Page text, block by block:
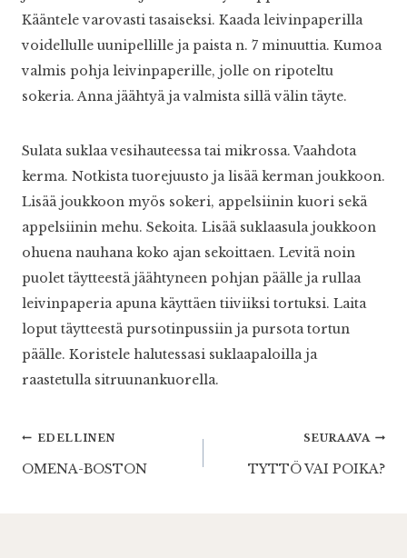
Kääntele varovasti tasaiseksi. Kaada leivinpaperilla
voidellulle uunipellille ja paista n. 7 minuuttia. Kumoa
valmis pohja leivinpaperille, jolle on ripoteltu
sokeria. Anna jäähtyä ja valmista sillä välin täyte.
Sulata suklaa vesihauteessa tai mikrossa. Vaahdota
kerma. Notkista tuorejuusto ja lisää kerman joukkoon.
Lisää joukkoon myös sokeri, appelsiinin kuori sekä
appelsiinin mehu. Sekoita. Lisää suklaasula joukkoon
ohuena nauhana koko ajan sekoittaen. Levitä noin
puolet täytteestä jäähtyneen pohjan päälle ja rullaa
leivinpaperia apuna käyttäen tiiviiksi tortuksi. Laita
loput täytteestä pursotinpussiin ja pursota tortun
päälle. Koristele halutessasi suklaapaloilla ja
raastetulla sitruunankuorella.
Artikkelien
selaus
EDELLINEN
OMENA-BOSTON
SEURAAVA
TYTTÖ VAI POIKA?